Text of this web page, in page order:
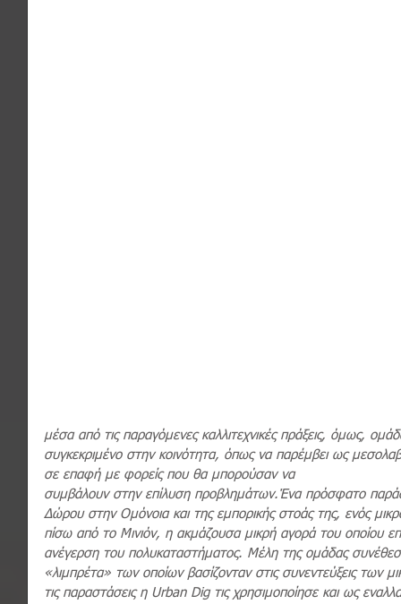
μέσα από τις παραγόμενες καλλιτεχνικές πράξεις, όμως,
συγκεκριμένο στην κοινότητα, όπως να παρέμβει ως
σε επαφή με φορείς που θα μπορούσαν να
συμβάλουν στην επίλυση προβλημάτων.Ένα πρόσφατο
Δώρου στην Ομόνοια και της εμπορικής στοάς της, ενός
πίσω από το Μινιόν, η ακμάζουσα μικρή αγορά του οποίου
ανέγερση του πολυκαταστήματος. Μέλη της ομάδας
«λιμπρέτα» των οποίων βασίζονταν στις συνεντεύξεις των
τις παραστάσεις η Urban Dig τις χρησιμοποίησε και ως